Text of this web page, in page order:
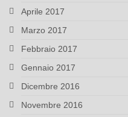
Aprile 2017
Marzo 2017
Febbraio 2017
Gennaio 2017
Dicembre 2016
Novembre 2016